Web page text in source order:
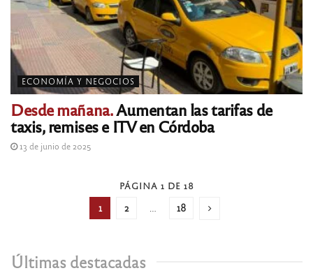
ECONOMÍA Y NEGOCIOS
Desde mañana.Aumentan las tarifas de
taxis, remises e ITV en Córdoba
13 de junio de 2025
PÁGINA 1 DE 18
1 2 18
Últimas destacadas